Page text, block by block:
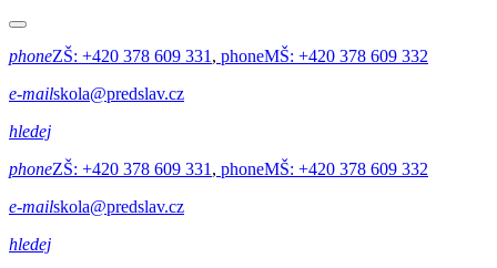
phoneZŠ: +420 378 609 331 , phoneMŠ: +420 378 609 332
e-mailskola@predslav.cz
hledej
phoneZŠ: +420 378 609 331 , phoneMŠ: +420 378 609 332
e-mailskola@predslav.cz
hledej